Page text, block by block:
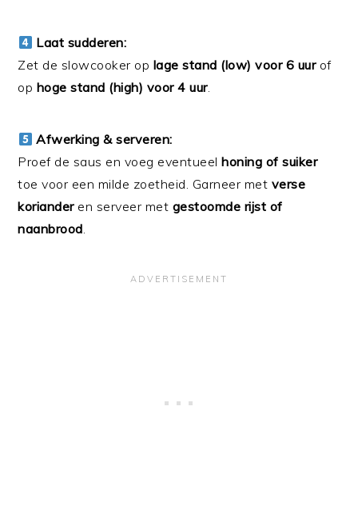
Laat sudderen:
Zet de slowcooker op lage stand (low) voor 6 uurof
op hoge stand (high) voor 4 uur.
Afwerking & serveren:
Proef de saus en voeg eventueelhoning of suiker
toe voor een milde zoetheid. Garneer met verse
korianderen serveer met gestoomde rijst of
naanbrood.